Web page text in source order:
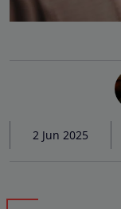
2 Jun 2025